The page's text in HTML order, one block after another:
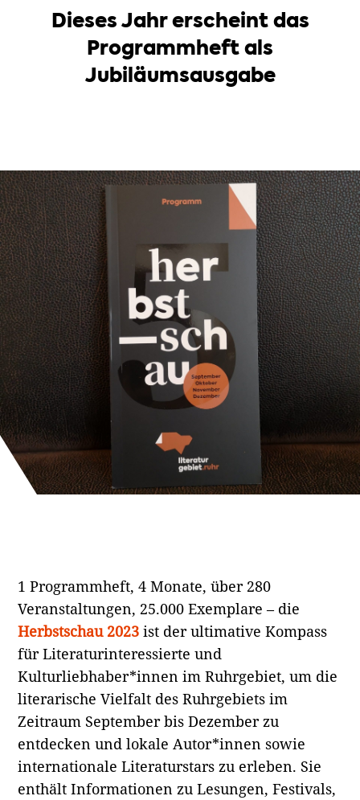
Dieses Jahr erscheint das
Programmheft als
Jubiläumsausgabe
1 Programmheft, 4 Monate, über 280
Veranstaltungen, 25.000 Exemplare – die
Herbstschau 2023 ist der ultimative Kompass
für Literaturinteressierte und
Kulturliebhaber*innen im Ruhrgebiet, um die
literarische Vielfalt des Ruhrgebiets im
Zeitraum September bis Dezember zu
entdecken und lokale Autor*innen sowie
internationale Literaturstars zu erleben. Sie
enthält Informationen zu Lesungen, Festivals,